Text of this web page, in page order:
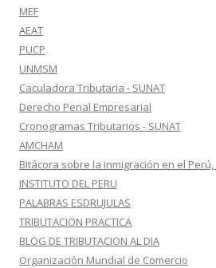
MEF
AEAT
PUCP
UNMSM
Caculadora Tributaria - SUNAT
Derecho Penal Empresarial
Cronogramas Tributarios - SUNAT
AMCHAM
Bitácora sobre la inmigración en el Perú,
INSTITUTO DEL PERU
PALABRAS ESDRUJULAS
TRIBUTACION PRACTICA
BLOG DE TRIBUTACION AL DIA
Organización Mundial de Comercio